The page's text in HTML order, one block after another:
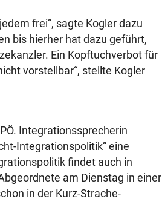
frei“, sagte Kogler dazu
bis hierher hat dazu geführt,
Ein Kopftuchverbot für
vorstellbar“, stellte Kogler
Integrationssprecherin
Integrationspolitik“ eine
findet auch in
am Dienstag in einer
in der Kurz-Strache-